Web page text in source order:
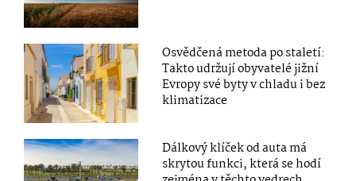
Osvědčená metoda po staletí:
Takto udržují obyvatelé jižní
Evropy své byty v chladu i bez
klimatizace
Dálkový klíček od auta má
skrytou funkci, která se hodí